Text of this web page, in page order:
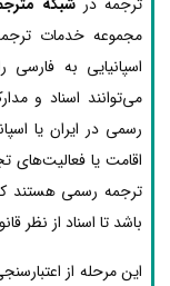
مجموعه خدمات
اسپانیایی به
می‌توانند اسناد و
رسمی در ایران یا
اقامت یا فعالیت‌های
ترجمه رسمی هستند
باشد تا اسناد از نظر
این مرحله از